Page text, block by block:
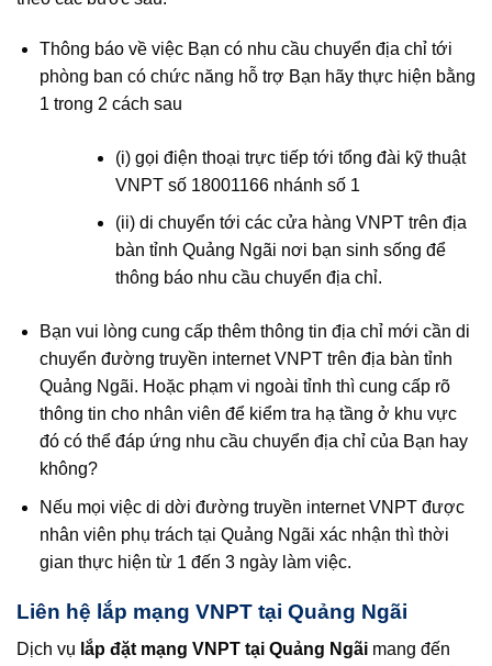
Thông báo về việc Bạn có nhu cầu chuyển địa chỉ tới
phòng ban có chức năng hỗ trợ Bạn hãy thực hiện bằng
1 trong 2 cách sau
(i) gọi điện thoại trực tiếp tới tổng đài kỹ thuật
VNPT số 18001166 nhánh số 1
(ii) di chuyển tới các cửa hàng VNPT trên địa
bàn tỉnh Quảng Ngãi nơi bạn sinh sống để
thông báo nhu cầu chuyển địa chỉ.
Bạn vui lòng cung cấp thêm thông tin địa chỉ mới cần di
chuyển đường truyền internet VNPT trên địa bàn tỉnh
Quảng Ngãi. Hoặc phạm vi ngoài tỉnh thì cung cấp rõ
thông tin cho nhân viên để kiểm tra hạ tầng ở khu vực
đó có thể đáp ứng nhu cầu chuyển địa chỉ của Bạn hay
không?
Nếu mọi việc di dời đường truyền internet VNPT được
nhân viên phụ trách tại Quảng Ngãi xác nhận thì thời
gian thực hiện từ 1 đến 3 ngày làm việc.
Liên hệ lắp mạng VNPT tại Quảng Ngãi
Dịch vụ lắp đặt mạng VNPT tại Quảng Ngãi mang đến